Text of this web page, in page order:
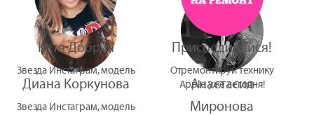
Диана Коркунова
Звезда Инстаграм, модель
Анастасия
Миронова
Катя Добрая
Звезда Инстаграм, модель
Присоединяйся!
Отремонтируй технику
Apple уже сегодня!